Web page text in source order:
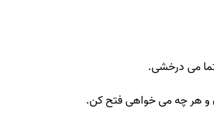
می درخشی.
و هر چه می خواهی فتح کن.